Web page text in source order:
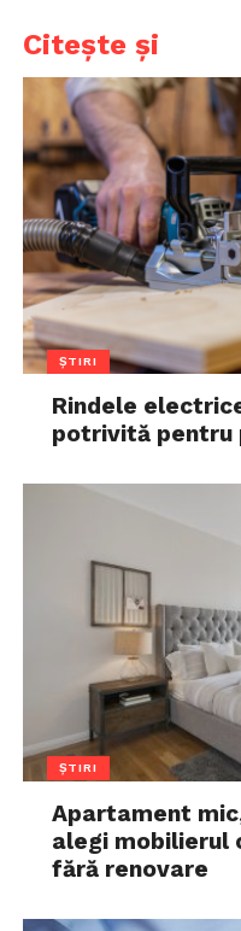
Citește și
ȘTIRI
Rindele
potrivită pentru
ȘTIRI
Apartament
alegi mobilierul
fără renovare